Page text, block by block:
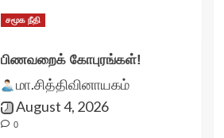
சமூக நீதி
பிணவறைக் கோபுரங்கள்!
மா.சித்திவினாயகம்
August 4, 2026
0